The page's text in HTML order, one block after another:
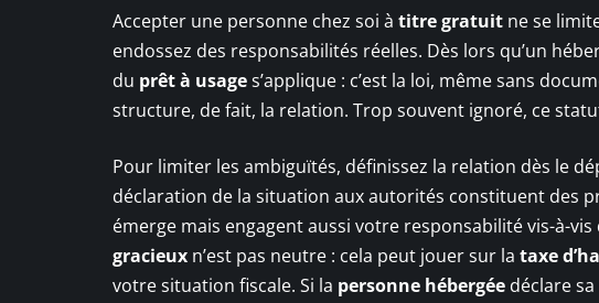
Accepter une personne chez soi à titre gratuit ne se
endossez des responsabilités réelles. Dès lors qu’un
du prêt à usages’applique : c’est la loi, même sans
structure, de fait, la relation. Trop souvent ignoré, ce
Pour limiter les ambiguïtés, définissez la relation dès le
déclaration de la situation aux autorités constituent des
émerge mais engagent aussi votre responsabilité vis-à-
gracieux n’est pas neutre : cela peut jouer sur la taxe
votre situation fiscale. Si la personne hébergée déclare